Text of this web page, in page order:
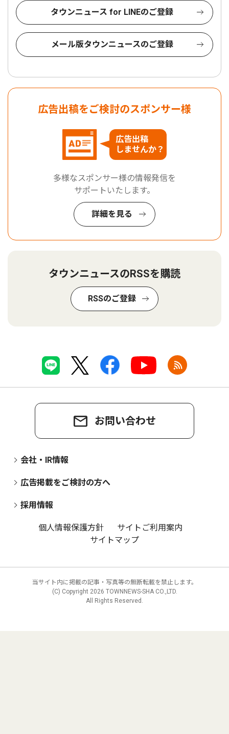
タウンニュース for LINEのご登録
メール版タウンニュースのご登録
広告出稿をご検討のスポンサー様
広告出稿
しませんか？
多様なスポンサー様の情報発信を
サポートいたします。
詳細を見る
タウンニュースのRSSを購読
RSSのご登録
お問い合わせ
会社・IR情報
広告掲載をご検討の方へ
採用情報
個人情報保護方針
サイトご利用案内
サイトマップ
当サイト内に掲載の記事・写真等の無断転載を禁止します。
(C) Copyright 2026 TOWNNEWS-SHA CO.,LTD.
All Rights Reserved.